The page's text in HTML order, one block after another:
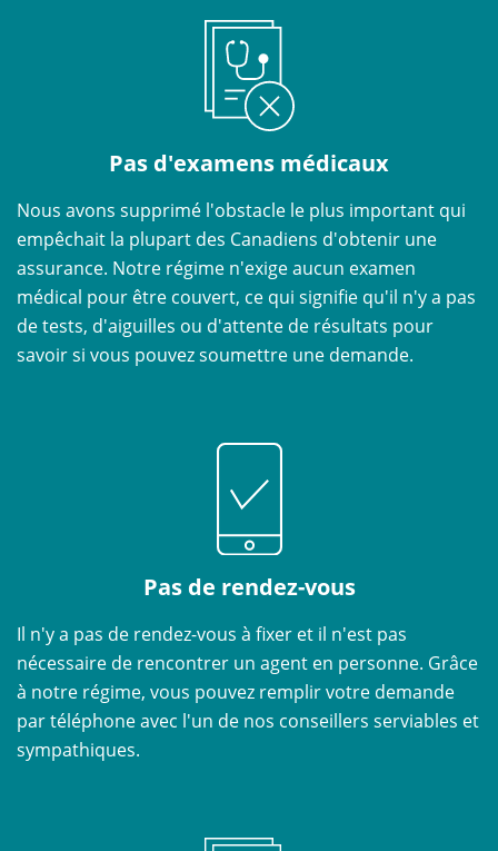
Pas d'examens médicaux
Nous avons supprimé l'obstacle le plus important qui
empêchait la plupart des Canadiens d'obtenir une
assurance. Notre régime n'exige aucun examen
médical pour être couvert, ce qui signifie qu'il n'y a pas
de tests, d'aiguilles ou d'attente de résultats pour
savoir si vous pouvez soumettre une demande.
Pas de rendez-vous
Il n'y a pas de rendez-vous à fixer et il n'est pas
nécessaire de rencontrer un agent en personne. Grâce
à notre régime, vous pouvez remplir votre demande
par téléphone avec l'un de nos conseillers serviables et
sympathiques.